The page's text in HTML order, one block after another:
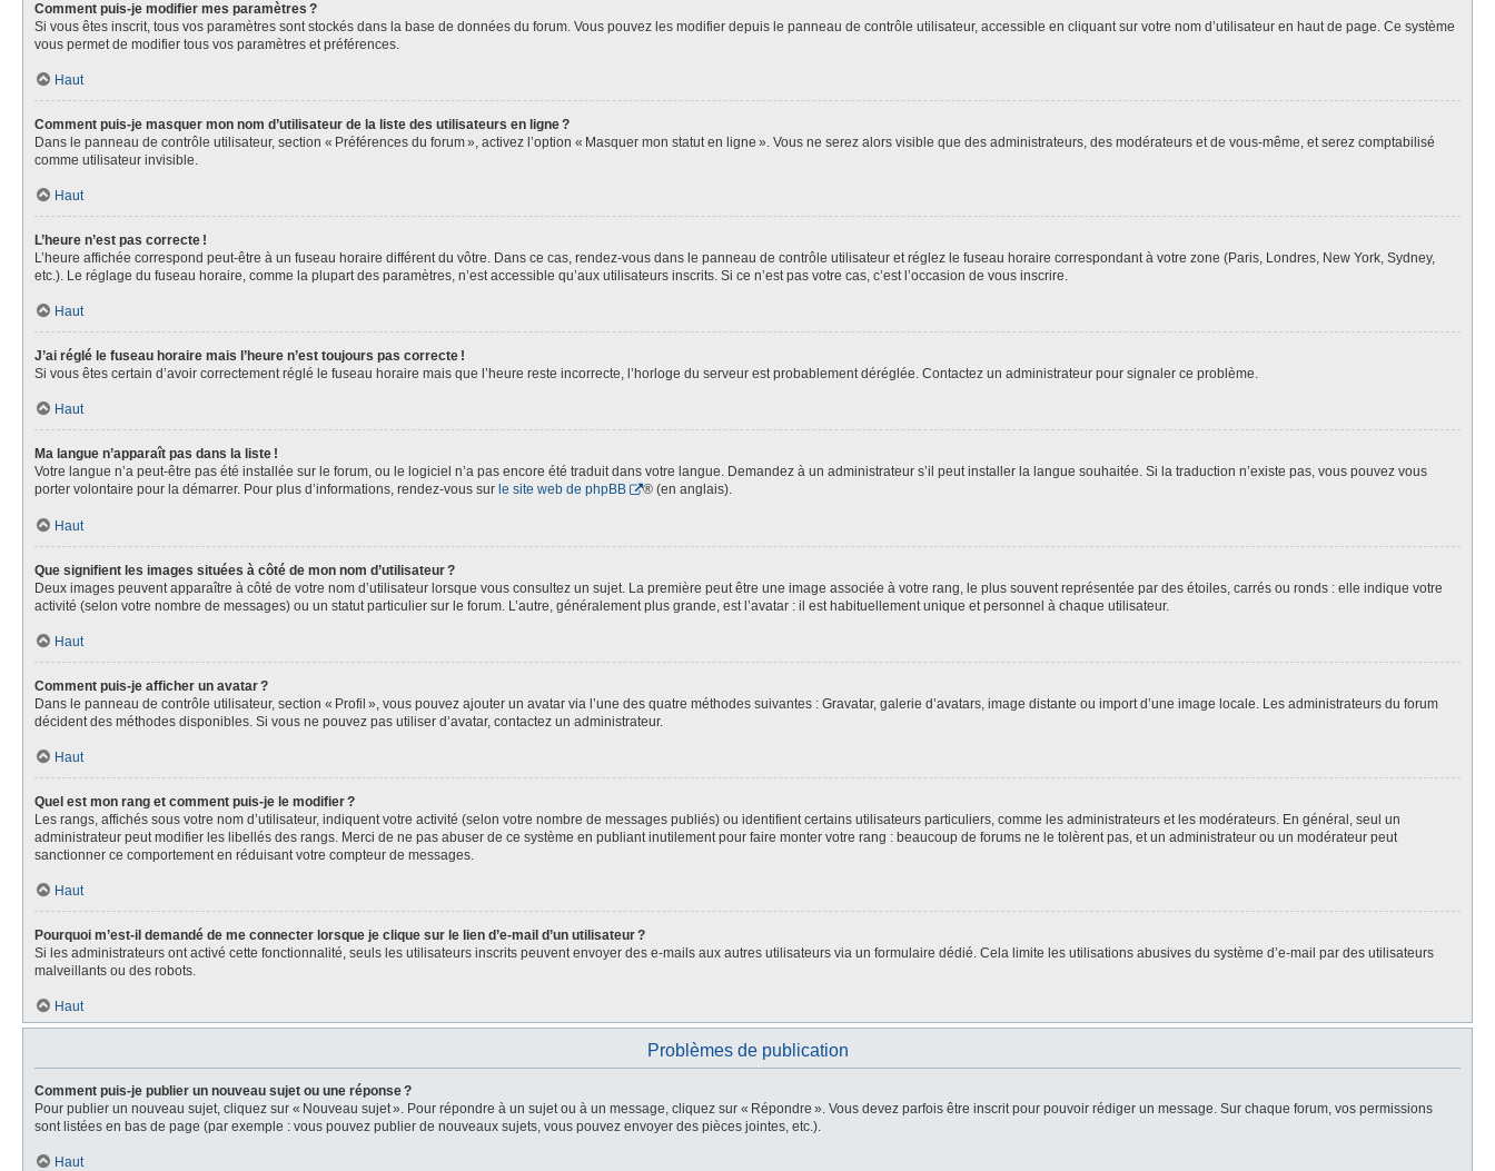
Comment puis-je modifier mes paramètres ?
Si vous êtes inscrit, tous vos paramètres sont stockés dans la base de données du forum. Vous pouvez les modifier depuis le panneau de contrôle utilisateur, accessible en cliquant sur votre nom d’utilisateur en haut de page. Ce système
vous permet de modifier tous vos paramètres et préférences.
Haut
Comment puis-je masquer mon nom d’utilisateur de la liste des utilisateurs en ligne ?
Dans le panneau de contrôle utilisateur, section « Préférences du forum », activez l’option « Masquer mon statut en ligne ». Vous ne serez alors visible que des administrateurs, des modérateurs et de vous-même, et serez comptabilisé
comme utilisateur invisible.
Haut
L’heure n’est pas correcte !
L’heure affichée correspond peut-être à un fuseau horaire différent du vôtre. Dans ce cas, rendez-vous dans le panneau de contrôle utilisateur et réglez le fuseau horaire correspondant à votre zone (Paris, Londres, New York, Sydney,
etc.). Le réglage du fuseau horaire, comme la plupart des paramètres, n’est accessible qu’aux utilisateurs inscrits. Si ce n’est pas votre cas, c’est l’occasion de vous inscrire.
Haut
J’ai réglé le fuseau horaire mais l’heure n’est toujours pas correcte !
Si vous êtes certain d’avoir correctement réglé le fuseau horaire mais que l’heure reste incorrecte, l’horloge du serveur est probablement déréglée. Contactez un administrateur pour signaler ce problème.
Haut
Ma langue n’apparaît pas dans la liste !
Votre langue n’a peut-être pas été installée sur le forum, ou le logiciel n’a pas encore été traduit dans votre langue. Demandez à un administrateur s’il peut installer la langue souhaitée. Si la traduction n’existe pas, vous pouvez vous
porter volontaire pour la démarrer. Pour plus d’informations, rendez-vous sur le site web de phpBB ® (en anglais).
Haut
Que signifient les images situées à côté de mon nom d’utilisateur ?
Deux images peuvent apparaître à côté de votre nom d’utilisateur lorsque vous consultez un sujet. La première peut être une image associée à votre rang, le plus souvent représentée par des étoiles, carrés ou ronds : elle indique votre
activité (selon votre nombre de messages) ou un statut particulier sur le forum. L’autre, généralement plus grande, est l’avatar : il est habituellement unique et personnel à chaque utilisateur.
Haut
Comment puis-je afficher un avatar ?
Dans le panneau de contrôle utilisateur, section « Profil », vous pouvez ajouter un avatar via l’une des quatre méthodes suivantes : Gravatar, galerie d’avatars, image distante ou import d’une image locale. Les administrateurs du forum
décident des méthodes disponibles. Si vous ne pouvez pas utiliser d’avatar, contactez un administrateur.
Haut
Quel est mon rang et comment puis-je le modifier ?
Les rangs, affichés sous votre nom d’utilisateur, indiquent votre activité (selon votre nombre de messages publiés) ou identifient certains utilisateurs particuliers, comme les administrateurs et les modérateurs. En général, seul un
administrateur peut modifier les libellés des rangs. Merci de ne pas abuser de ce système en publiant inutilement pour faire monter votre rang : beaucoup de forums ne le tolèrent pas, et un administrateur ou un modérateur peut
sanctionner ce comportement en réduisant votre compteur de messages.
Haut
Pourquoi m’est-il demandé de me connecter lorsque je clique sur le lien d’e-mail d’un utilisateur ?
Si les administrateurs ont activé cette fonctionnalité, seuls les utilisateurs inscrits peuvent envoyer des e-mails aux autres utilisateurs via un formulaire dédié. Cela limite les utilisations abusives du système d’e-mail par des utilisateurs
malveillants ou des robots.
Haut
Problèmes de publication
Comment puis-je publier un nouveau sujet ou une réponse ?
Pour publier un nouveau sujet, cliquez sur « Nouveau sujet ». Pour répondre à un sujet ou à un message, cliquez sur « Répondre ». Vous devez parfois être inscrit pour pouvoir rédiger un message. Sur chaque forum, vos permissions
sont listées en bas de page (par exemple : vous pouvez publier de nouveaux sujets, vous pouvez envoyer des pièces jointes, etc.).
Haut